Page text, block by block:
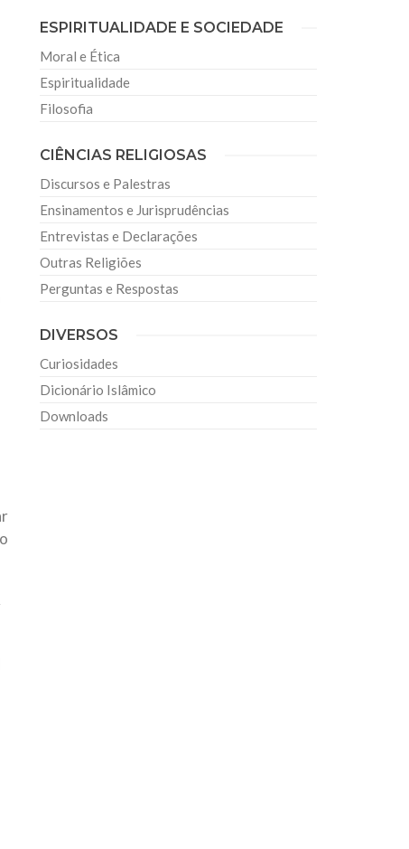
ESPIRITUALIDADE E SOCIEDADE
Moral e Ética
Espiritualidade
Filosofia
CIÊNCIAS RELIGIOSAS
Discursos e Palestras
Ensinamentos e Jurisprudências
Entrevistas e Declarações
Outras Religiões
Perguntas e Respostas
DIVERSOS
Curiosidades
Dicionário Islâmico
Downloads